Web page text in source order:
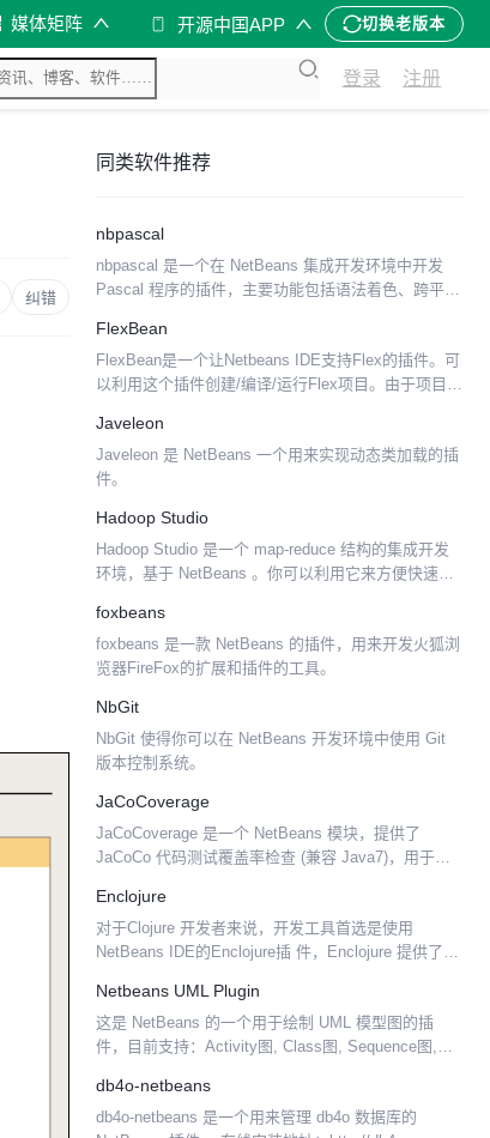
媒体矩阵 开源中国APP 切换老版本
登录 注册
纠错
同类软件推荐
nbpascal
nbpascal 是一个在 NetBeans 集成开发环境中开发
Pascal 程序的插件，主要功能包括语法着色、跨平台
FlexBean
FlexBean是一个让Netbeans IDE支持Flex的插件。可
以利用这个插件创建/编译/运行Flex项目。由于项目成
Javeleon
Javeleon 是 NetBeans 一个用来实现动态类加载的插
件。
Hadoop Studio
Hadoop Studio 是一个 map-reduce 结构的集成开发
环境，基于 NetBeans 。你可以利用它来方便快速的
了一个...
foxbeans
foxbeans 是一款 NetBeans 的插件，用来开发火狐浏
览器FireFox的扩展和插件的工具。
NbGit
NbGit 使得你可以在 NetBeans 开发环境中使用 Git
版本控制系统。
JaCoCoverage
JaCoCoverage 是一个 NetBeans 模块，提供了
JaCoCo 代码测试覆盖率检查 (兼容 Java7)，用于基
Enclojure
对于Clojure 开发者来说，开发工具首选是使用
NetBeans IDE的Enclojure插 件，Enclojure 提供了支
REPL（Read/Eva...
Netbeans UML Plugin
这是 NetBeans 的一个用于绘制 UML 模型图的插
件，目前支持：Activity图, Class图, Sequence图,
db4o-netbeans
db4o-netbeans 是一个用来管理 db4o 数据库的